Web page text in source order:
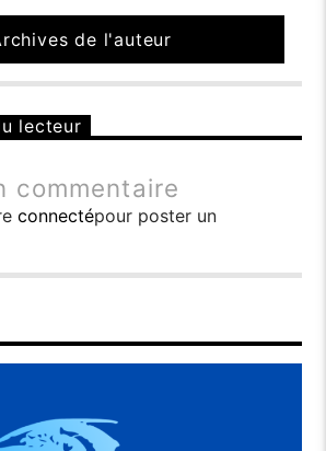
de l'auteur
lecteur
commentaire
connectépour poster un